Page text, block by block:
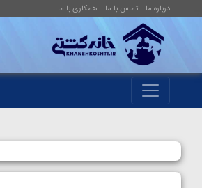
درباره ما تماس با ما همکاری با ما